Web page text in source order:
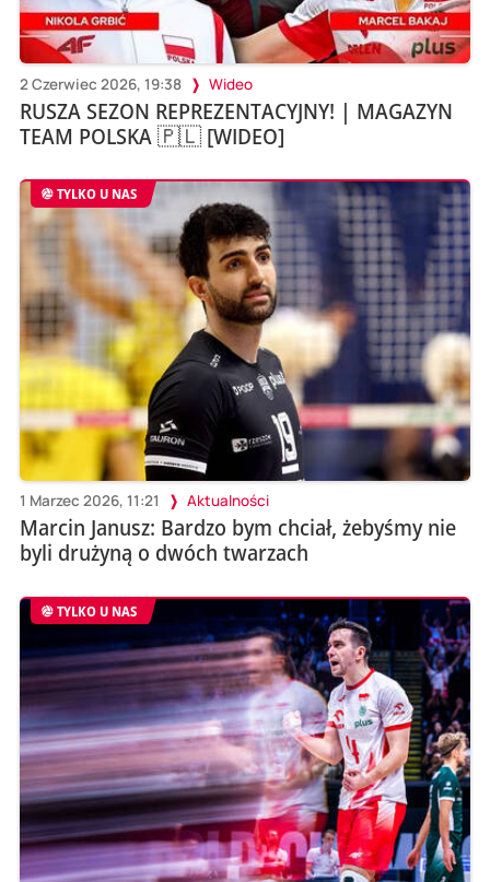
2 Czerwiec 2026, 19:38 Wideo
RUSZA SEZON REPREZENTACYJNY! | MAGAZYN
TEAM POLSKA 🇵🇱 [WIDEO]
TYLKO U NAS
1 Marzec 2026, 11:21 Aktualności
Marcin Janusz: Bardzo bym chciał, żebyśmy nie
byli drużyną o dwóch twarzach
TYLKO U NAS